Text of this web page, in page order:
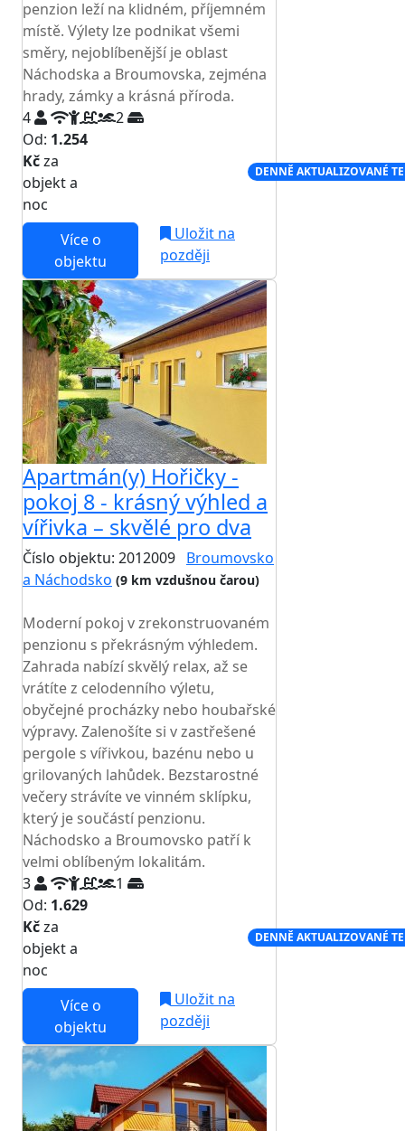
penzion leží na klidném, příjemném
místě. Výlety lze podnikat všemi
směry, nejoblíbenější je oblast
Náchodska a Broumovska, zejména
hrady, zámky a krásná příroda.
4
2
Od: 1.254
Kčza
objekt a
noc
DENNĚ AKTUALIZOVANÉ
Více o
objektu
Uložit na
později
Apartmán(y) Hořičky -
pokoj 8 - krásný výhled a
vířivka – skvělé pro dva
Číslo objektu: 2012009 Broumovsko
a Náchodsko (9 km vzdušnou čarou)
Moderní pokoj v zrekonstruovaném
penzionu s překrásným výhledem.
Zahrada nabízí skvělý relax, až se
vrátíte z celodenního výletu,
obyčejné procházky nebo houbařské
výpravy. Zalenošíte si v zastřešené
pergole s vířivkou, bazénu nebo u
grilovaných lahůdek. Bezstarostné
večery strávíte ve vinném sklípku,
který je součástí penzionu.
Náchodsko a Broumovsko patří k
velmi oblíbeným lokalitám.
3
1
Od: 1.629
Kčza
objekt a
noc
DENNĚ AKTUALIZOVANÉ
Více o
objektu
Uložit na
později